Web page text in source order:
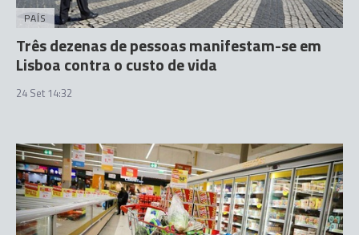
PAÍS
Três dezenas de pessoas manifestam-se em
Lisboa contra o custo de vida
24 Set 14:32